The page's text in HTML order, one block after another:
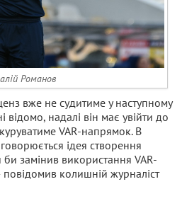
Романов
вже не судитиме у наступному
відомо, надалі він має увійти до
VAR-напрямок. В
ідея створення
замінив використання VAR-
повідомив колишній журналіст